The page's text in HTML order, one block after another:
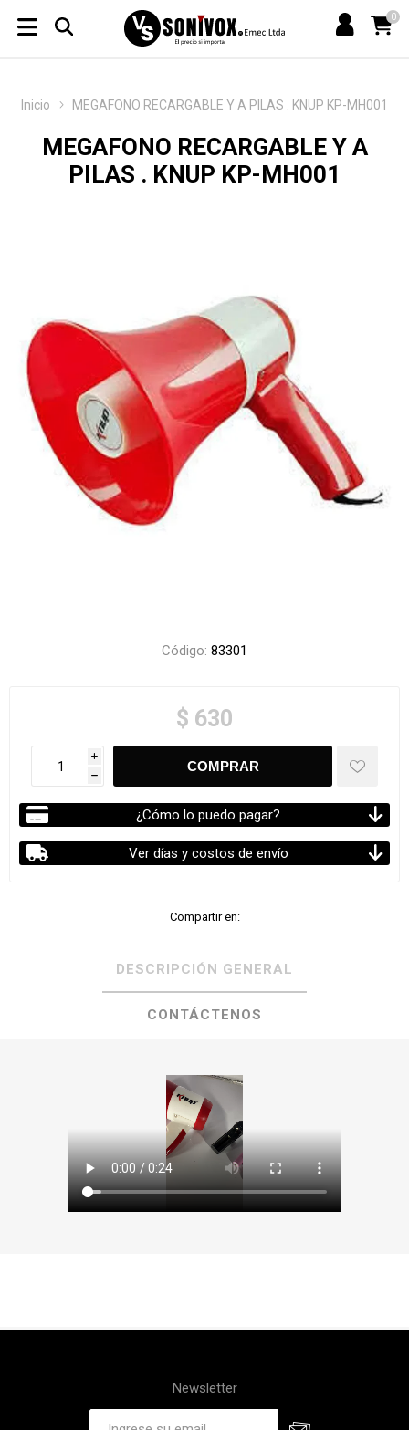
0
Inicio MEGAFONO RECARGABLE Y A PILAS . KNUP KP-MH001
MEGAFONO RECARGABLE Y A
PILAS . KNUP KP-MH001
Código: 83301
$ 630
i
h
¿Cómo lo puedo pagar?
Ver días y costos de envío
Compartir en:
DESCRIPCIÓN GENERAL
CONTÁCTENOS
Newsletter